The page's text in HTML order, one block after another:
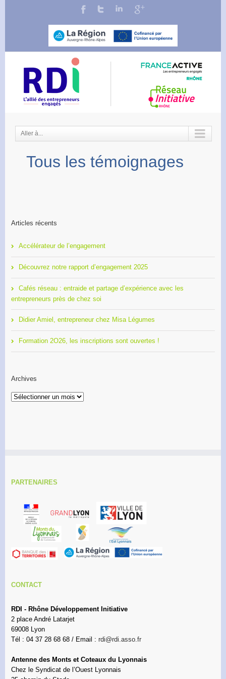
Aller à...
Tous les témoignages
Articles récents
Accélérateur de l’engagement
Découvrez notre rapport d’engagement 2025
Cafés réseau : entraide et partage d’expérience avec les
entrepreneurs près de chez soi
Didier Amiel, entrepreneur chez Misa Légumes
Formation 2O26, les inscriptions sont ouvertes !
Archives
Archives
PARTENAIRES
CONTACT
RDI - Rhône Développement Initiative
2 place André Latarjet
69008 Lyon
Tél : 04 37 28 68 68 / Email : rdi@rdi.asso.fr
Antenne des Monts et Coteaux du Lyonnais
Chez le Syndicat de l’Ouest Lyonnais